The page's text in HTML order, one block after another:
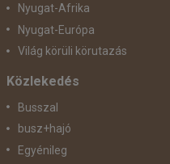
Nyugat-Afrika
Nyugat-Európa
Világ körüli körutazás
Közlekedés
Busszal
busz+hajó
Egyénileg